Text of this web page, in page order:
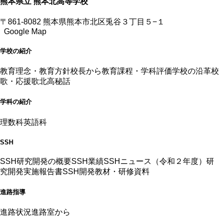
〒861-8082 熊本県熊本市北区兎谷３丁目５−１
Google Map
学校の紹介
教育理念・教育方針校長から教育課程・学科評価学校の沿革校
歌・応援歌北高秘話
学科の紹介
理数科英語科
SSH
SSH研究開発の概要SSH業績SSHニュース（令和２年度） 研
究開発実施報告書SSH開発教材・研修資料
進路指導
進路状況進路室から